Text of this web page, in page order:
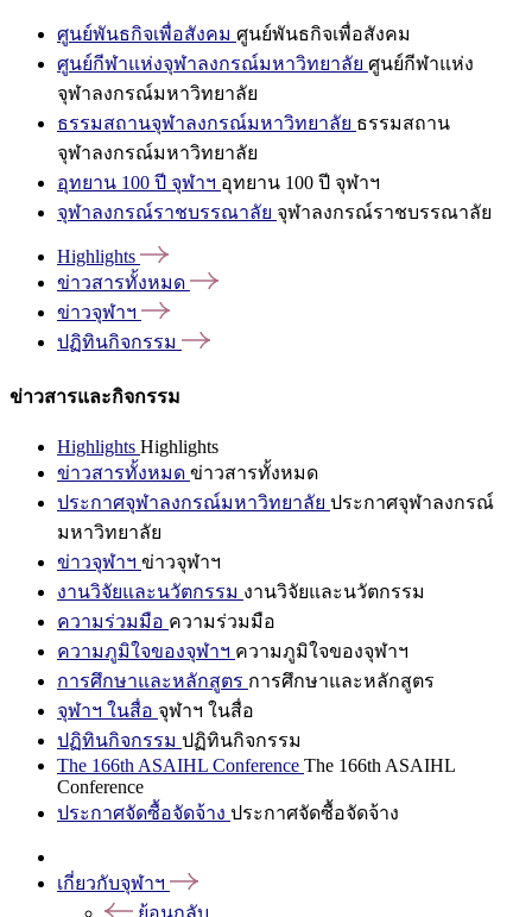
ศูนย์พันธกิจเพื่อสังคม ศูนย์พันธกิจเพื่อสังคม
ศูนย์กีฬาแห่งจุฬาลงกรณ์มหาวิทยาลัย ศูนย์กีฬาแห่ง
จุฬาลงกรณ์มหาวิทยาลัย
ธรรมสถานจุฬาลงกรณ์มหาวิทยาลัย ธรรมสถาน
จุฬาลงกรณ์มหาวิทยาลัย
อุทยาน 100 ปี จุฬาฯ อุทยาน 100 ปี จุฬาฯ
จุฬาลงกรณ์ราชบรรณาลัย จุฬาลงกรณ์ราชบรรณาลัย
Highlights
ข่าวสารทั้งหมด
ข่าวจุฬาฯ
ปฏิทินกิจกรรม
ข่าวสารและกิจกรรม
Highlights Highlights
ข่าวสารทั้งหมด ข่าวสารทั้งหมด
ประกาศจุฬาลงกรณ์มหาวิทยาลัย ประกาศจุฬาลงกรณ์
มหาวิทยาลัย
ข่าวจุฬาฯ ข่าวจุฬาฯ
งานวิจัยและนวัตกรรม งานวิจัยและนวัตกรรม
ความร่วมมือ ความร่วมมือ
ความภูมิใจของจุฬาฯ ความภูมิใจของจุฬาฯ
การศึกษาและหลักสูตร การศึกษาและหลักสูตร
จุฬาฯ ในสื่อ จุฬาฯ ในสื่อ
ปฏิทินกิจกรรม ปฏิทินกิจกรรม
The 166th ASAIHL Conference The 166th ASAIHL
Conference
ประกาศจัดซื้อจัดจ้าง ประกาศจัดซื้อจัดจ้าง
เกี่ยวกับจุฬาฯ